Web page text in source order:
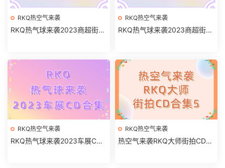
RKQ热空气来袭
RKQ热气球来袭2023商超街拍
RKQ热空气来袭
RKQ热气球来袭2023商超街拍
RKQ热空气来袭
RKQ热气球来袭2023车展CD
RKQ热空气来袭
热空气来袭RKQ大师街拍CD合